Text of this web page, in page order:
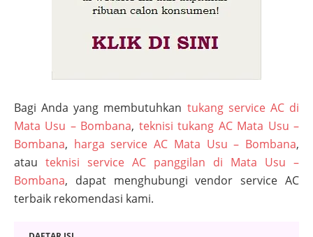
Bagi Anda yang membutuhkan tukang service AC di
Mata Usu – Bombana, teknisi tukang AC Mata Usu –
Bombana, harga service AC Mata Usu – Bombana,
atau teknisi service AC panggilan di Mata Usu –
Bombana, dapat menghubungi vendor service AC
terbaik rekomendasi kami.